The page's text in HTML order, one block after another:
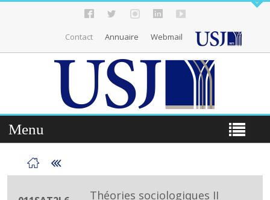
Contact Annuaire Webmail
Menu
Théories sociologiques II